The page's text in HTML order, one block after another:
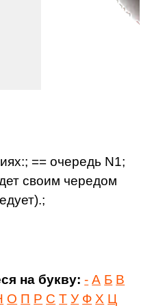
== очередь N1;
своим чередом
на букву: - А Б В
О П Р С Т У Ф Х Ц